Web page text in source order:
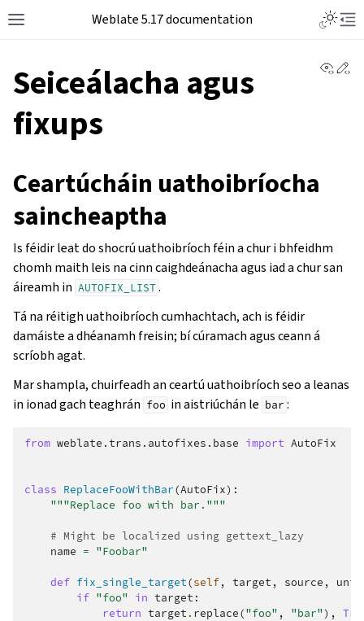
Weblate 5.17 documentation
Seiceálacha agus
fixups
Ceartúcháin uathoibríocha
saincheaptha
Is féidir leat do shocrú uathoibríoch féin a chur i bhfeidhm
chomh maith leis na cinn caighdeánacha agus iad a chur san
áireamh in AUTOFIX_LIST .
Tá na réitigh uathoibríoch cumhachtach, ach is féidir
damáiste a dhéanamh freisin; bí cúramach agus ceann á
scríobh agat.
Mar shampla, chuirfeadh an ceartú uathoibríoch seo a leanas
in ionad gach teaghrán foo in aistriúchán le bar :
from weblate.trans.autofixes.base import AutoFix
class ReplaceFooWithBar(AutoFix):
"""Replace foo with bar."""
# Might be localized using gettext_lazy
name = "Foobar"
def fix_single_target(self, target , source , unit
if "foo" in target :
return target . replace("foo" , "bar"),